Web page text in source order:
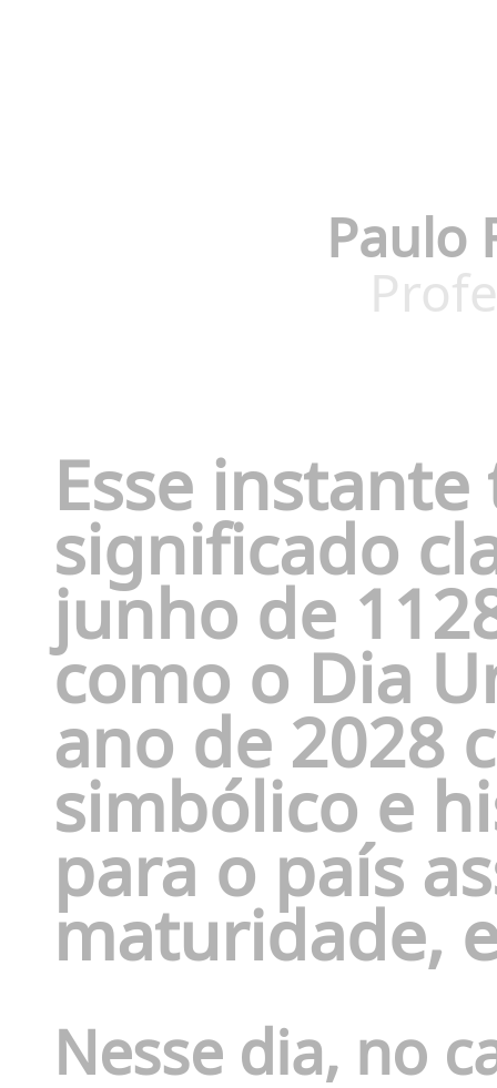
Paulo
Esse
significado
junho de
como o Dia
ano de 2028
simbólico e
para o país
maturidade,
Nesse dia, no